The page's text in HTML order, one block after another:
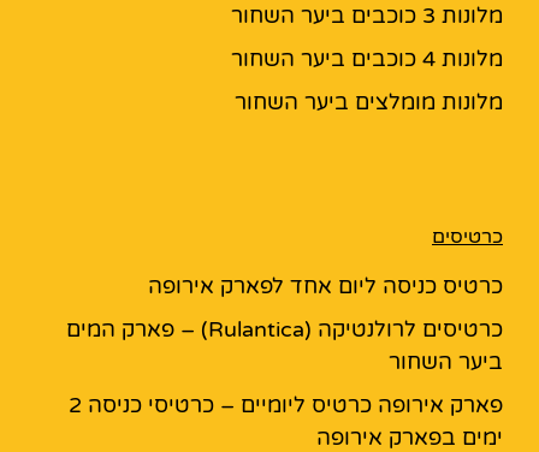
מלונות 3 כוכבים ביער השחור
מלונות 4 כוכבים ביער השחור
מלונות מומלצים ביער השחור
כרטיסים
כרטיס כניסה ליום אחד לפארק אירופה
כרטיסים לרולנטיקה (Rulantica) – פארק המים
ביער השחור
פארק אירופה כרטיס ליומיים – כרטיסי כניסה 2
ימים בפארק אירופה